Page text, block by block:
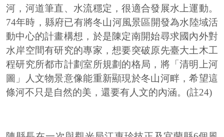
河，河道筆直、水流穩定，很適合發展水上運動。
74年時，縣府已有將冬山河風景區開發為水陸域活
動中心的計畫構想，於是陳定南開始尋求國內外對
水岸空間有研究的專家，想要突破原先臺大土木工
程研究所都市計劃室所規劃的格局，將「清明上河
圖」人文物景意像能重新顯現於冬山河畔，希望這
條河不只是自然的美，還要有人文的內涵。(註24)